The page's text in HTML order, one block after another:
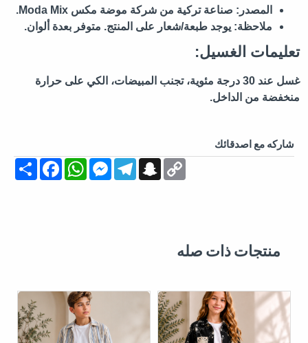
المصدر: صناعة تركية من شركة موضة مكس Moda Mix.
ملاحظة: يوجد طبعة/شعار على المنتج. متوفر بعدة ألوان.
تعليمات الغسيل:
غسل عند 30 درجة مئوية، تجنب المبيضات، الكي على حرارة
منخفضة من الداخل.
شاركه مع اصدقائك
Share
FacebookWhatsApp
MessengerTelegramSnapchat Copy
Link
منتجات ذات صله